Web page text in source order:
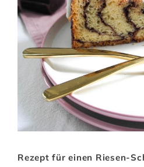
Rezept für einen Riesen-